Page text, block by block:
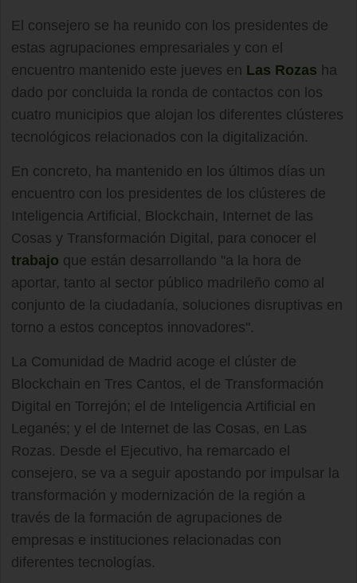
El consejero se ha reunido con los presidentes de
estas agrupaciones empresariales y con el
encuentro mantenido este jueves en Las Rozas ha
dado por concluida la ronda de contactos con los
cuatro municipios que alojan los diferentes clústeres
tecnológicos relacionados con la digitalización.
En concreto, ha mantenido en los últimos días un
encuentro con los presidentes de los clústeres de
Inteligencia Artificial, Blockchain, Internet de las
Cosas y Transformación Digital, para conocer el
trabajo que están desarrollando "a la hora de
aportar, tanto al sector público madrileño como al
conjunto de la ciudadanía, soluciones disruptivas en
torno a estos conceptos innovadores".
La Comunidad de Madrid acoge el clúster de
Blockchain en Tres Cantos, el de Transformación
Digital en Torrejón; el de Inteligencia Artificial en
Leganés; y el de Internet de las Cosas, en Las
Rozas. Desde el Ejecutivo, ha remarcado el
consejero, se va a seguir apostando por impulsar la
transformación y modernización de la región a
través de la formación de agrupaciones de
empresas e instituciones relacionadas con
diferentes tecnologías.